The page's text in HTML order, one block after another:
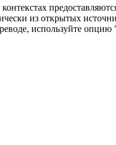
из открытых
используйте